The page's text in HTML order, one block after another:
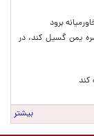
برود
یمن گسیل کند، در
کند
بیشتر